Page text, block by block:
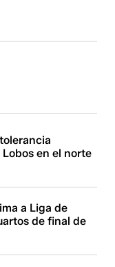
en el norte
a Liga de
de final de